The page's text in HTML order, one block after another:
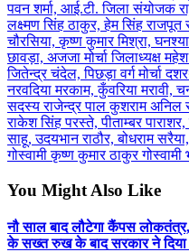
पवन शर्मा, आई.टी. जिला संयोजक
लक्ष्मण सिंह ठाकुर, हेम सिंह राजपूत
चौरसिया, कृष्ण कुमार मिश्रा,
छावड़ा, अजजा मोर्चा जिलाध्यक्ष
जितेन्द्र चंदेल, पिछड़ा वर्ग मोर्चा
नरवदिया मरकाम, कुँवरिया मरावी,
सदस्य राजेन्द्र पाल कुशराम अनिल
राकेश सिंह परस्ते, पीताम्बर
साहू, उदयभान राठौर, बोधराम
गोस्वामी कृष्ण कुमार ठाकुर गोस्वामी
You Might Also Like
नौ साल बाद लौटेगा कैंपस लोकतंत्र,
के सख्त रुख के बाद सरकार ने